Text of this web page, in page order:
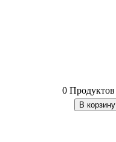
0 Продуктов
В корзину